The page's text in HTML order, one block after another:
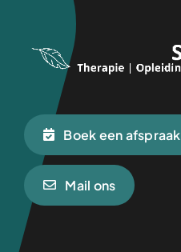
Boek een afspraak
Mail ons